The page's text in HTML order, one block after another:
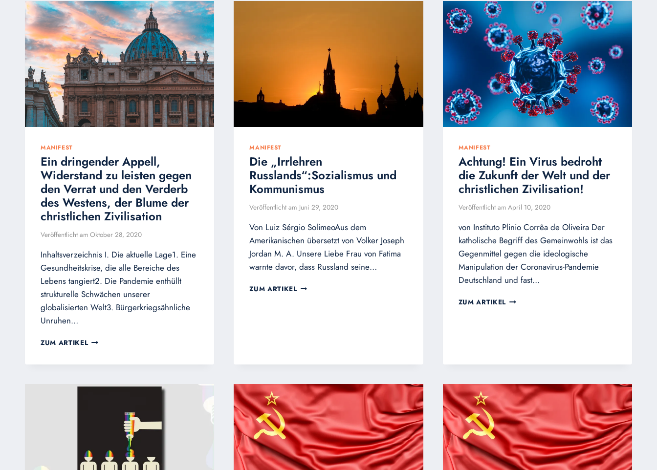
BÜCHSE
DER
PANDORA“
DER
STÜRME
VON
2023/2024
STANDHAFT
BLEIBT
–
ANLÄSSLICH
DER
BISCHOFSSYNODE,
DIE
SCHWEIGENDE
KIRCHE
MANIFEST
Ein dringender Appell,
Widerstand zu leisten gegen
den Verrat und den Verderb
des Westens, der Blume der
christlichen Zivilisation
Veröffentlicht am Oktober 28, 2020
Inhaltsverzeichnis I. Die aktuelle Lage1. Eine
Gesundheitskrise, die alle Bereiche des
Lebens tangiert2. Die Pandemie enthüllt
strukturelle Schwächen unserer
globalisierten Welt3. Bürgerkriegsähnliche
Unruhen…
ZUM ARTIKEL EIN
VERDERB
DES
MANIFEST
Die „Irrlehren
Russlands“:Sozialismus und
Kommunismus
Veröffentlicht am Juni 29, 2020
Von Luiz Sérgio SolimeoAus dem
Amerikanischen übersetzt von Volker Joseph
Jordan M. A. Unsere Liebe Frau von Fatima
warnte davor, dass Russland seine…
ZUM ARTIKEL DIE
MANIFEST
Achtung! Ein Virus bedroht
die Zukunft der Welt und der
christlichen Zivilisation!
Veröffentlicht am April 10, 2020
von Instituto Plinio Corrêa de Oliveira Der
katholische Begriff des Gemeinwohls ist das
Gegenmittel gegen die ideologische
Manipulation der Coronavirus-Pandemie
Deutschland und fast…
ZUM ARTIKEL ACHTUNG!
UND
DER
CHRISTLICHEN
ZIVILISATION!